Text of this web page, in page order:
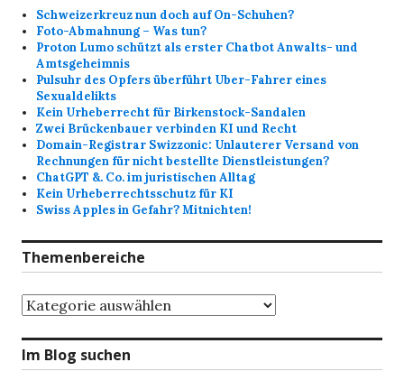
Schweizerkreuz nun doch auf On-Schuhen?
Foto-Abmahnung – Was tun?
Proton Lumo schützt als erster Chatbot Anwalts- und
Amtsgeheimnis
Pulsuhr des Opfers überführt Uber-Fahrer eines
Sexualdelikts
Kein Urheberrecht für Birkenstock-Sandalen
Zwei Brückenbauer verbinden KI und Recht
Domain-Registrar Swizzonic: Unlauterer Versand von
Rechnungen für nicht bestellte Dienstleistungen?
ChatGPT &. Co. im juristischen Alltag
Kein Urheberrechtsschutz für KI
Swiss Apples in Gefahr? Mitnichten!
Themenbereiche
Themenbereiche
Im Blog suchen